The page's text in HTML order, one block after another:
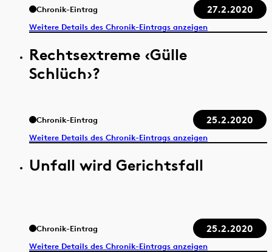
Chronik-Eintrag 27.2.2020
Weitere Details des Chronik-Eintrags anzeigen
Rechtsextreme ‹Gülle
Schlüch›?
Chronik-Eintrag 25.2.2020
Weitere Details des Chronik-Eintrags anzeigen
Unfall wird Gerichtsfall
Chronik-Eintrag 25.2.2020
Weitere Details des Chronik-Eintrags anzeigen